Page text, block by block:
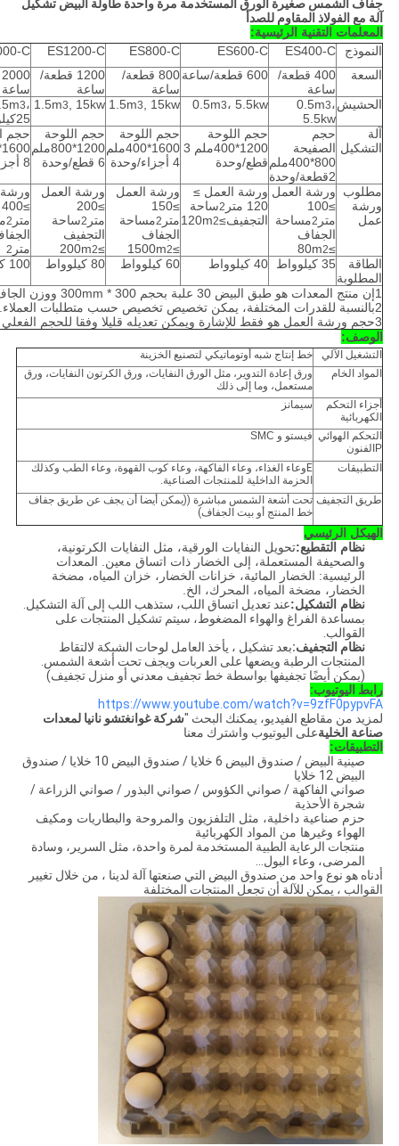
جفاف الشمس صغيرة الورق المستخدمة مرة واحدة طاولة البيض تشكيل
آلة مع الفولاذ المقاوم للصدأ
المعلمات التقنية الرئيسية:
النموذج
ES400-C
ES600-C
ES800-C
ES1200-C
C
السعة
400 قطعة/
ساعة
600 قطعة/ساعة
800 قطعة/
ساعة
1200 قطعة/
ساعة
ساعة
الحشيش
0.5m3،
5.5kw
0.5m3، 5.5kw 1.5m3, 15kw
1.5m3, 15kw
3،
25كيلوواط
آلة
التشكيل
حجم
الصفيحة
800*400ملم
2قطعة/وحدة
حجم اللوحة
1200*400ملم 3
قطع/وحدة
حجم اللوحة
1600*400ملم
4 أجزاء/وحدة
حجم اللوحة
1200*800ملم
6 قطع/وحدة
حجم
8 أجزاء/وحدة
مطلوب
ورشة
عمل
ورشة العمل
≥100
متر 2مساحة
الجفاف
≥80m
2
ورشة العمل ≥
120 متر
2ساحة
التجفيف≥120m2
ورشة العمل
≥150
متر 2مساحة
الجفاف
≥1500m
2
ورشة العمل
≥200
متر 2ساحة
التجفيف
≥200m
2
ورشة
≥400
متر 2
متر 2
الطاقة
المطلوبة
35 كيلوواط 40 كيلوواط 60 كيلوواط 80 كيلوواط 100 كيلوواط
1إن منتج المعدات هو طبق البيض 30 علبة بحجم 300 * 300mm ووزن الجاف 65g-70g.
2بالنسبة للقدرات المختلفة، يمكن تخصيص تخصيص حسب متطلبات العملاء.
3حجم ورشة العمل هو فقط للإشارة ويمكن تعديله قليلا وفقا للحجم الفعلي للمصنع العميل.
الوصف:
التشغيل الآلي
خط إنتاج شبه أوتوماتيكي لتصنيع الخزينة
المواد الخام
ورق إعادة التدوير، مثل الورق النفايات، ورق الكرتون النفايات، ورق
مستعمل، وما إلى ذلك
أجزاء التحكم
الكهربائية
سيمانز
التحكم الهوائي
P الفنون
فيستو و SMC
التطبيقات E وعاء الغذاء، وعاء الفاكهة، وعاء كوب القهوة، وعاء الطب وكذلك
الحزمة الداخلية للمنتجات الصناعية.
طريق التجفيف تحت أشعة الشمس مباشرة ((يمكن أيضا أن يجف عن طريق جفاف
خط المنتج أو بيت الجفاف)
الهيكل الرئيسي
نظام التقطيع:تحويل النفايات الورقية، مثل النفايات الكرتونية،
والصحيفة المستعملة، إلى الخضار ذات اتساق معين. المعدات
الرئيسية: الخضار المائية، خزانات الخضار، خزان المياه، مضخة
الخضار، مضخة المياه، المحرك، الخ.
نظام التشكيل:عند تعديل اتساق اللب، ستذهب اللب إلى آلة التشكيل.
بمساعدة الفراغ والهواء المضغوط، سيتم تشكيل المنتجات على
القوالب.
نظام التجفيف:بعد تشكيل ، يأخذ العامل لوحات الشبكة لالتقاط
المنتجات الرطبة ويضعها على العربات ويجف تحت أشعة الشمس.
(يمكن أيضًا تجفيفها بواسطة خط تجفيف معدني أو منزل تجفيف)
رابط اليوتيوب:
https://www.youtube.com/watch?v=9zfF0pypvFA
لمزيد من مقاطع الفيديو، يمكنك البحث "شركة غوانغتشو نانيا لمعدات
صناعة الخليةعلى اليوتيوب واشترك معنا
التطبيقات:
صينية البيض / صندوق البيض 6 خلايا / صندوق البيض 10 خلايا / صندوق
البيض 12 خلايا
صواني الفاكهة / صواني الكؤوس / صواني البذور / صواني الزراعة /
شجرة الأحذية
حزم صناعية داخلية، مثل التلفزيون والمروحة والبطاريات ومكيف
الهواء وغيرها من المواد الكهربائية
منتجات الرعاية الطبية المستخدمة لمرة واحدة، مثل السرير، وسادة
المرضى، وعاء البول...
أدناه هو نوع واحد من صندوق البيض التي صنعتها آلة لدينا ، من خلال تغيير
القوالب ، يمكن للآلة أن تجعل المنتجات المختلفة